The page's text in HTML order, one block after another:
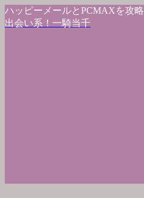
ハッピーメールとPCMAXを攻略
出会い系！一騎当千